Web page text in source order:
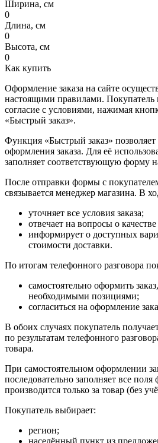
Ширина, см
0
Длина, см
0
Высота, см
0
Как купить
Оформление заказа на сайте
настоящими правилами. Покупатель
согласие с условиями, нажимая
«Быстрый заказ».
Функция «Быстрый заказ»
оформления заказа. Для её
заполняет соответствующую форму
После отправки формы с
связывается менеджер магазина. В
уточняет все условия заказа;
отвечает на вопросы о
информирует о доступных
стоимости доставки.
По итогам телефонного разговора
самостоятельно оформить
необходимыми позициями;
согласиться на оформление
В обоих случаях покупатель
по результатам телефонного
товара.
При самостоятельном оформлении
последовательно заполняет все
производится только за товар (без
Покупатель выбирает:
регион;